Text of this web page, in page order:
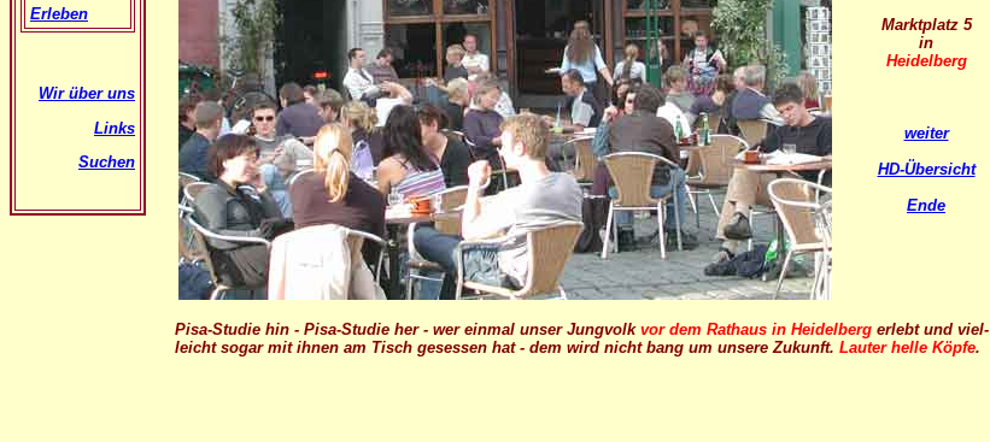
Erleben
Wir über uns
Links
Suchen
Marktplatz 5
in
Heidelberg
weiter
HD-Übersicht
Ende
Pisa-Studie hin - Pisa-Studie her - wer einmal unser Jungvolk vor dem Rathaus in Heidelberg erlebt und viel-
leicht sogar mit ihnen am Tisch gesessen hat - dem wird nicht bang um unsere Zukunft. Lauter helle Köpfe.